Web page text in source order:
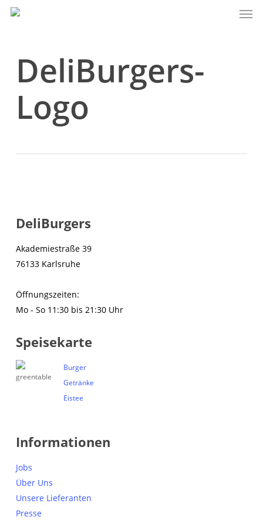
Skip
DeliBurgers-
Logo
DeliBurgers
Akademiestraße 39
76133 Karlsruhe
Öffnungszeiten:
Mo - So 11:30 bis 21:30 Uhr
Speisekarte
Burger
Getränke
Eistee
Informationen
Jobs
Über Uns
Unsere Lieferanten
Presse